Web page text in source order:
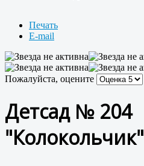
Печать
E-mail
Пожалуйста, оцените
Детсад № 204
"Колокольчик"